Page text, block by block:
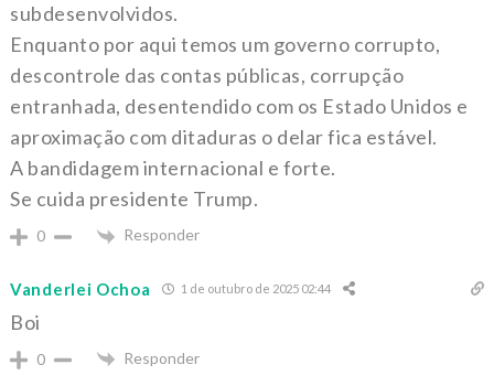
subdesenvolvidos.
Enquanto por aqui temos um governo corrupto,
descontrole das contas públicas, corrupção
entranhada, desentendido com os Estado Unidos e
aproximação com ditaduras o delar fica estável.
A bandidagem internacional e forte.
Se cuida presidente Trump.
0 Responder
Vanderlei Ochoa 1 de outubro de 2025 02:44
Boi
0 Responder